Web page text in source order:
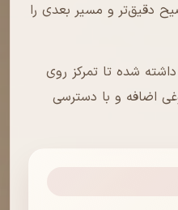
دقیق‌تر و مسیر بعدی را
شده تا تمرکز روی
اضافه و با دسترسی